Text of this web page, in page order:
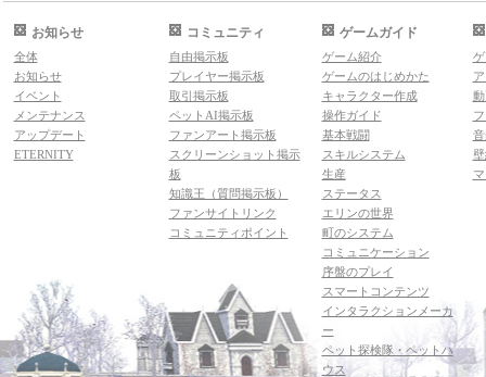
お知らせ
全体
お知らせ
イベント
メンテナンス
アップデート
ETERNITY
コミュニティ
自由掲示板
プレイヤー掲示板
取引掲示板
ペットAI掲示板
ファンアート掲示板
スクリーンショット掲示
板
知識王（質問掲示板）
ファンサイトリンク
コミュニティポイント
ゲームガイド
ゲーム紹介
ゲームのはじめかた
キャラクター作成
操作ガイド
基本戦闘
スキルシステム
生産
ステータス
エリンの世界
町のシステム
コミュニケーション
序盤のプレイ
スマートコンテンツ
インタラクションメーカ
ー
ペット探検隊・ペットハ
ウス